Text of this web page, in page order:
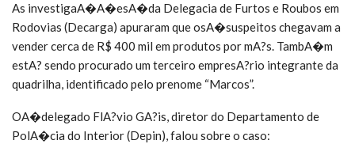
As investigaA�A�esA�da Delegacia de Furtos e Roubos em
Rodovias (Decarga) apuraram que osA�suspeitos chegavam a
vender cerca de R$ 400 mil em produtos por mA?s. TambA�m
estA? sendo procurado um terceiro empresA?rio integrante da
quadrilha, identificado pelo prenome “Marcos”.
OA�delegado FlA?vio GA?is, diretor do Departamento de
PolA�cia do Interior (Depin), falou sobre o caso: